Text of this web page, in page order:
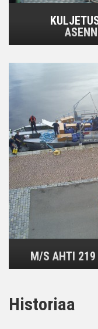
M/S AHTI 219
Historiaa